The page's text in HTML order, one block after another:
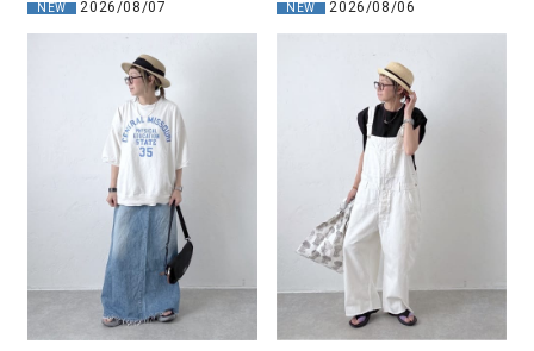
NEW 2026/08/07 NEW 2026/08/06